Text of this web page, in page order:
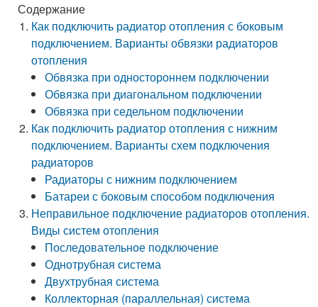
Содержание
Как подключить радиатор отопления с боковым
подключением. Варианты обвязки радиаторов
отопления
Обвязка при одностороннем подключении
Обвязка при диагональном подключении
Обвязка при седельном подключении
Как подключить радиатор отопления с нижним
подключением. Варианты схем подключения
радиаторов
Радиаторы с нижним подключением
Батареи с боковым способом подключения
Неправильное подключение радиаторов отопления.
Виды систем отопления
Последовательное подключение
Однотрубная система
Двухтрубная система
Коллекторная (параллельная) система